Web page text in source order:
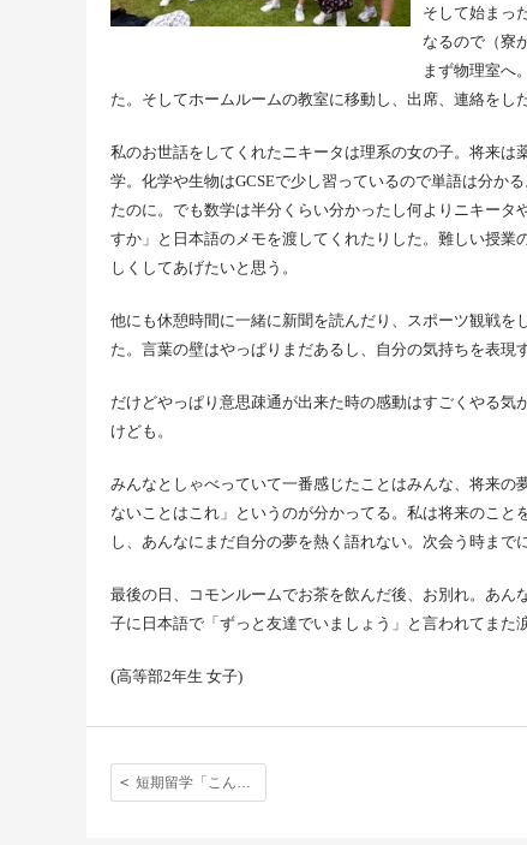
そして始まっ
なるので（寮
まず物理室へ
た。そしてホームルームの教室に移動し、出席、連絡をし
私のお世話をしてくれたニキータは理系の女の子。将来
学。化学や生物はGCSEで少し習っているので単語は分か
たのに。でも数学は半分くらい分かったし何よりニキー
すか」と日本語のメモを渡してくれたりした。難しい授
しくしてあげたいと思う。
他にも休憩時間に一緒に新聞を読んだり、スポーツ観戦
た。言葉の壁はやっぱりまだあるし、自分の気持ちを表現
だけどやっぱり意思疎通が出来た時の感動はすごくやる
けども。
みんなとしゃべっていて一番感じたことはみんな、将来
ないことはこれ」というのが分かってる。私は将来のこ
し、あんなにまだ自分の夢を熱く語れない。次会う時まで
最後の日、コモンルームでお茶を飲んだ後、お別れ。あ
子に日本語で「ずっと友達でいましょう」と言われてまた
(高等部2年生 女子)
短期留学「こんなに仲良くなれた友達が出来たのは私にとって初めてだった。」